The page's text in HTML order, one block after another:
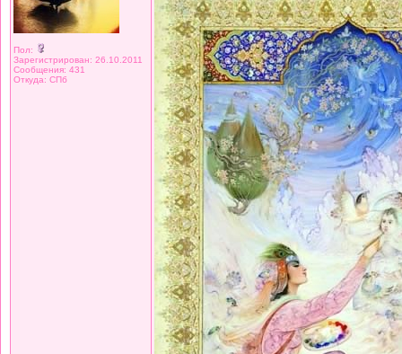
Пол:
Зарегистрирован: 26.10.2011
Сообщения: 431
Откуда: СПб